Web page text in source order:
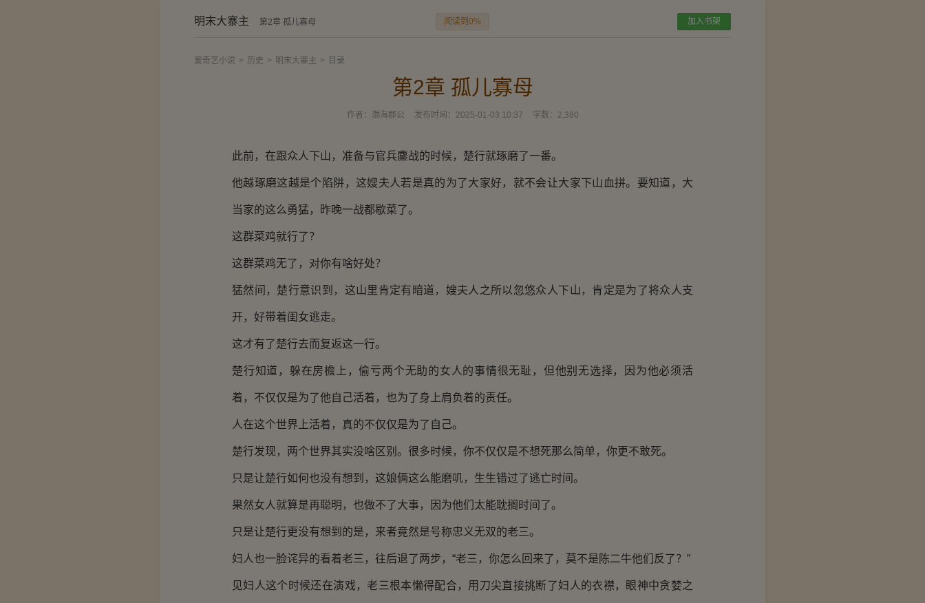
明末大寨主 第2章 孤儿寡母 阅读到0% 加入书架
爱奇艺小说 > 历史 > 明末大寨主 > 目录
第2章 孤儿寡母
作者： 渤海郡公 发布时间： 2025-01-03 10:37 字数： 2,380
此前，在跟众人下山，准备与官兵鏖战的时候，楚行就琢磨了一番。
他越琢磨这越是个陷阱，这嫂夫人若是真的为了大家好，就不会让大家下山血拼。要知道，大
当家的这么勇猛，昨晚一战都歇菜了。
这群菜鸡就行了？
这群菜鸡无了，对你有啥好处？
猛然间，楚行意识到，这山里肯定有暗道，嫂夫人之所以忽悠众人下山，肯定是为了将众人支
开，好带着闺女逃走。
这才有了楚行去而复返这一行。
楚行知道，躲在房檐上，偷亏两个无助的女人的事情很无耻，但他别无选择，因为他必须活
着，不仅仅是为了他自己活着，也为了身上肩负着的责任。
人在这个世界上活着，真的不仅仅是为了自己。
楚行发现，两个世界其实没啥区别。很多时候，你不仅仅是不想死那么简单，你更不敢死。
只是让楚行如何也没有想到，这娘俩这么能磨叽，生生错过了逃亡时间。
果然女人就算是再聪明，也做不了大事，因为他们太能耽搁时间了。
只是让楚行更没有想到的是，来者竟然是号称忠义无双的老三。
妇人也一脸诧异的看着老三，往后退了两步，“老三，你怎么回来了，莫不是陈二牛他们反了？”
见妇人这个时候还在演戏，老三根本懒得配合，用刀尖直接挑断了妇人的衣襟，眼神中贪婪之